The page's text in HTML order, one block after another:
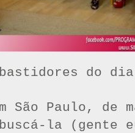
bastidores do
São Paulo, de
la (gente